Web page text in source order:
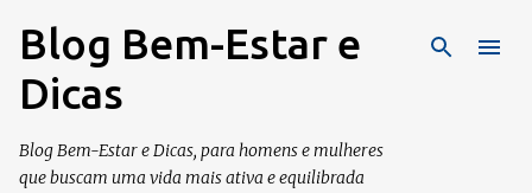
Pular para o conteúdo principal
Blog Bem-Estar e
Dicas
Blog Bem-Estar e Dicas, para homens e mulheres
que buscam uma vida mais ativa e equilibrada